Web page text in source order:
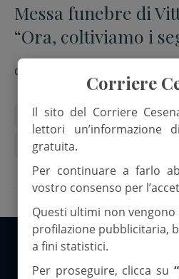
Messa funebre di
“Ora, coltiviamo i
amore e della sua
di
Banco alimentare
Incontro Matrimoniale
Copyright 2026
Corriere
Il sito del Corriere
lettori un’informazione
gratuita.
Per continuare a farlo
vostro consenso per
Questi ultimi non
profilazione pubblicitaria,
a fini statistici.
Per proseguire, clicca su